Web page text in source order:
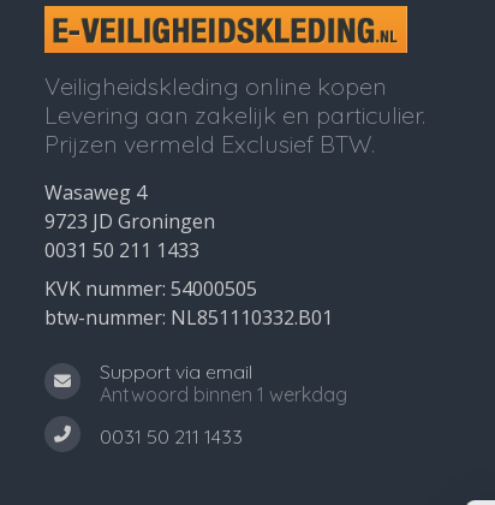
Veiligheidskleding online kopen
Levering aan zakelijk en particulier.
Prijzen vermeld Exclusief BTW.
Wasaweg 4
9723 JD Groningen
0031 50 211 1433
KVK nummer: 54000505
btw-nummer: NL851110332.B01
Support via email
Antwoord binnen 1 werkdag
0031 50 211 1433